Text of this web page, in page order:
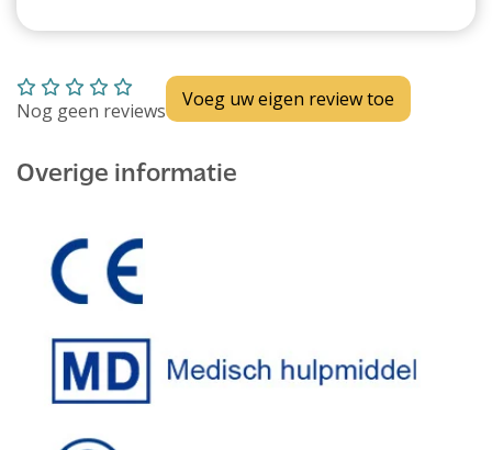
Nog geen reviews Voeg uw eigen review toe
Overige informatie